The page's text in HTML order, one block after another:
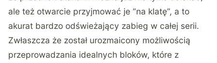
ale też otwarcie przyjmować je “na klatę”, a to
akurat bardzo odświeżający zabieg w całej serii.
Zwłaszcza że został urozmaicony możliwością
przeprowadzania idealnych bloków, które z